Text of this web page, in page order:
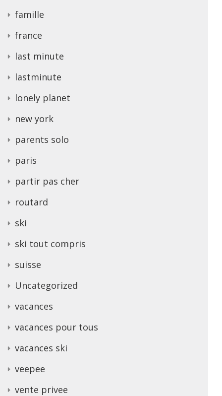
famille
france
last minute
lastminute
lonely planet
new york
parents solo
paris
partir pas cher
routard
ski
ski tout compris
suisse
Uncategorized
vacances
vacances pour tous
vacances ski
veepee
vente privee